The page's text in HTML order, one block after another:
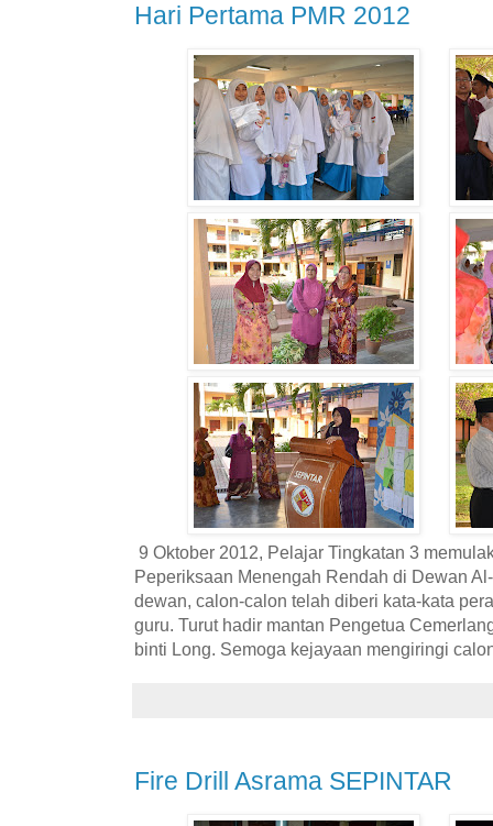
Hari Pertama PMR 2012
9 Oktober 2012, Pelajar Tingkatan 3
Peperiksaan Menengah Rendah di Dewan
dewan, calon-calon telah diberi kata-kata
guru. Turut hadir mantan Pengetua
binti Long. Semoga kejayaan mengiringi
Fire Drill Asrama SEPINTAR